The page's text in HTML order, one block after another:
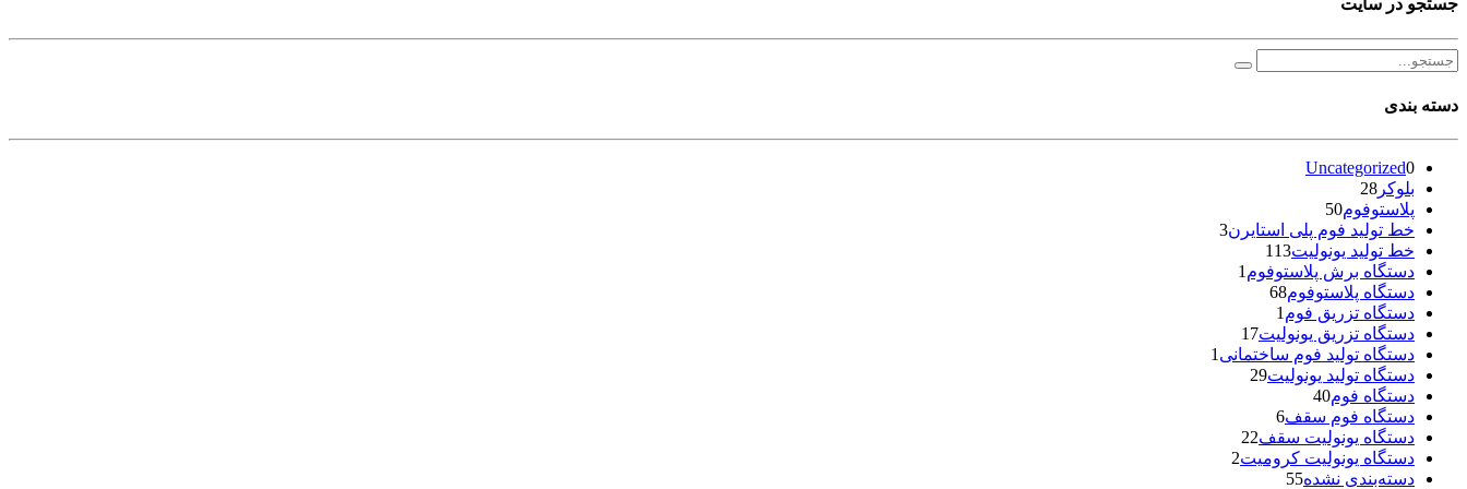
جستجو در سایت
دسته بندی
Uncategorized0
بلوکر 28
پلاستوفوم50
خط تولید فوم پلی استایرن3
خط تولید یونولیت113
دستگاه برش پلاستوفوم 1
دستگاه پلاستوفوم68
دستگاه تزریق فوم 1
دستگاه تزریق یونولیت17
دستگاه تولید فوم ساختمانی 1
دستگاه تولید یونولیت29
دستگاه فوم40
دستگاه فوم سقف6
دستگاه یونولیت سقف22
دستگاه یونولیت کرومیت2
دسته‌بندی نشده55